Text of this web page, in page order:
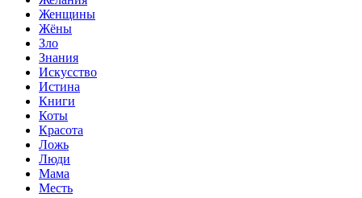
Женщины
Жёны
Зло
Знания
Искусство
Истина
Книги
Коты
Красота
Ложь
Люди
Мама
Месть